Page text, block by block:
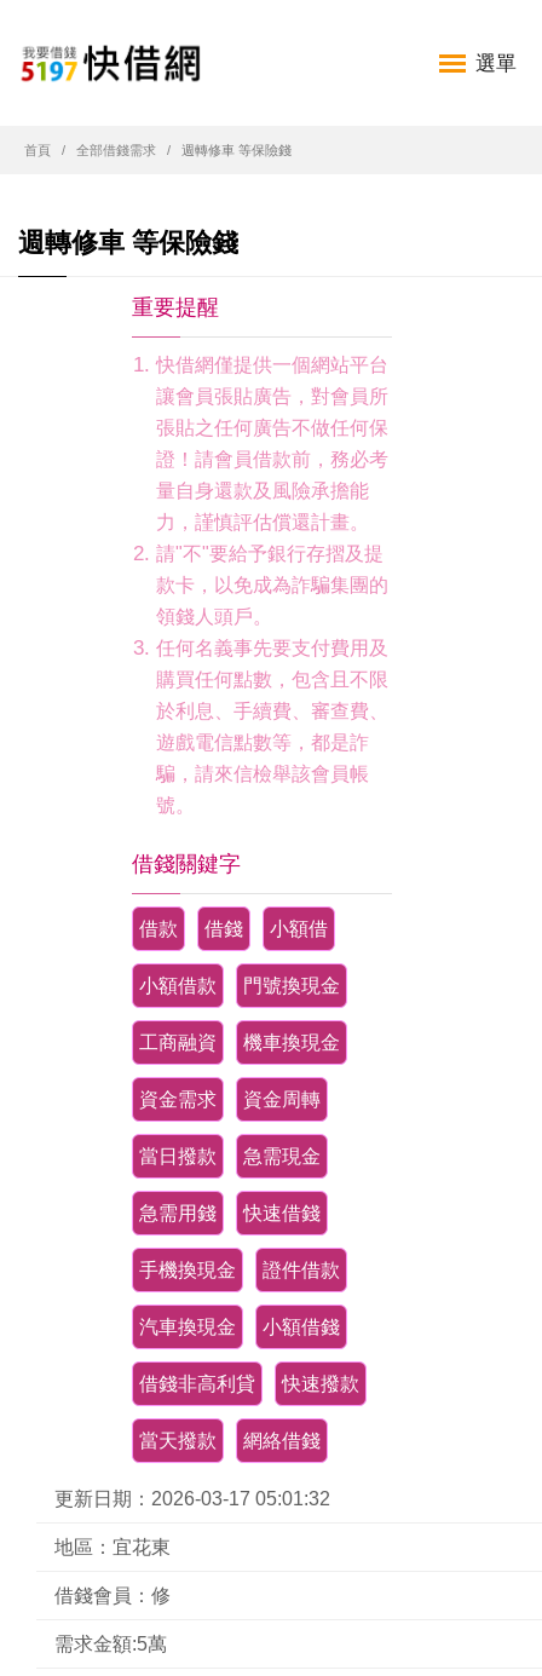
選單
首頁 全部借錢需求 週轉修車 等保險錢
週轉修車 等保險錢
重要提醒
快借網僅提供一個網站平台
讓會員張貼廣告，對會員所
張貼之任何廣告不做任何保
證！請會員借款前，務必考
量自身還款及風險承擔能
力，謹慎評估償還計畫。
請"不"要給予銀行存摺及提
款卡，以免成為詐騙集團的
領錢人頭戶。
任何名義事先要支付費用及
購買任何點數，包含且不限
於利息、手續費、審查費、
遊戲電信點數等，都是詐
騙，請來信檢舉該會員帳
號。
借錢關鍵字
借款 借錢 小額借
小額借款 門號換現金
工商融資 機車換現金
資金需求 資金周轉
當日撥款 急需現金
急需用錢 快速借錢
手機換現金 證件借款
汽車換現金 小額借錢
借錢非高利貸 快速撥款
當天撥款 網絡借錢
更新日期：2026-03-17 05:01:32
地區：宜花東
借錢會員：修
需求金額:5萬